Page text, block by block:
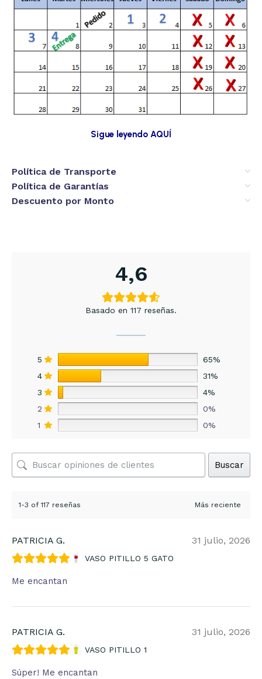
Sigue leyendo AQUÍ
Política de Transporte
Política de Garantías
Descuento por Monto
4,6
Basado en 117 reseñas.
5
65%
4
31%
3
4%
2
0%
1
0%
Buscar
1-3 of 117 reseñas
PATRICIA G. 31 julio, 2026
VASO PITILLO 5 GATO
Me encantan
PATRICIA G. 31 julio, 2026
VASO PITILLO 1
Súper! Me encantan